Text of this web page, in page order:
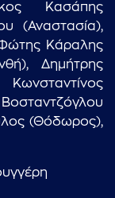
Κασάπης
(Αναστασία),
Κάραλης
Δημήτρης
(Θόδωρος),